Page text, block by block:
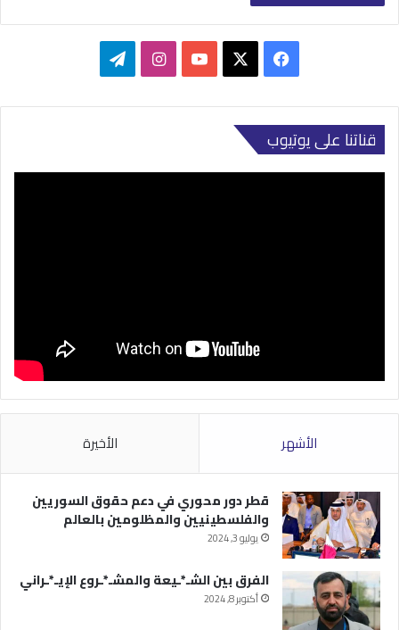
فيسبوك ‫YouTubeانستقرامتيلقرام
قناتنا على يوتيوب
الأشهر الأخيرة
قطر دور محوري في دعم حقوق السوريين
والفلسطينيين والمظلومين بالعالم
يوليو 3, 2024
الفرق بين الشـ*ـيعة والمشـ*ـروع الإيـ*ـراني
أكتوبر 8, 2024